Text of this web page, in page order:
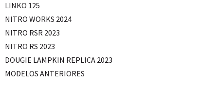
LINKO 125
NITRO WORKS 2024
NITRO RSR 2023
NITRO RS 2023
DOUGIE LAMPKIN REPLICA 2023
MODELOS ANTERIORES